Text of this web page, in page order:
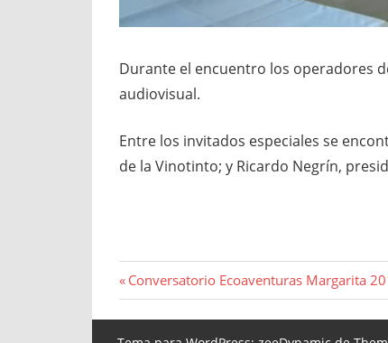
Durante el encuentro los operadores
audiovisual.
Entre los invitados especiales se
de la Vinotinto; y Ricardo Negrín,
Navegación
de
Entrada
anterior:
Conversatorio Ecoaventuras Margarita